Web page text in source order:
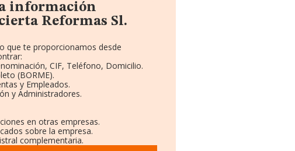
información
Reformas Sl.
que te proporcionamos desde
CIF, Teléfono, Domicilio.
(BORME).
y Empleados.
y Administradores.
en otras empresas.
sobre la empresa.
complementaria.